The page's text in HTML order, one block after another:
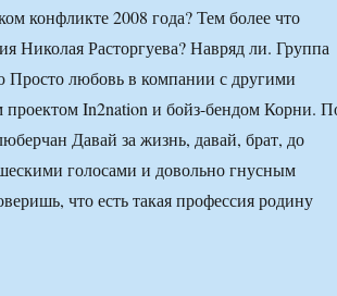
конфликте 2008 года? Тем более что
Николая Расторгуева? Навряд ли. Группа
Просто любовь в компании с другими
In2nation и бойз-бендом Корни.
Давай за жизнь, давай, брат, до
голосами и довольно гнусным
что есть такая профессия родину